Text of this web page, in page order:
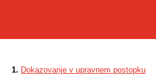
1. Dokazovanje v upravnem postopku